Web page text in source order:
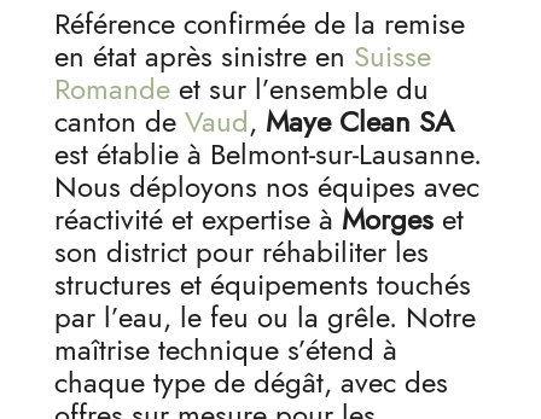
Référence confirmée de la remise
en état après sinistre en Suisse
Romandeet sur l’ensemble du
canton de Vaud, Maye Clean SA
est établie à Belmont-sur-Lausanne.
Nous déployons nos équipes avec
réactivité et expertise à Morgeset
son district pour réhabiliter les
structures et équipements touchés
par l’eau, le feu ou la grêle. Notre
maîtrise technique s’étend à
chaque type de dégât, avec des